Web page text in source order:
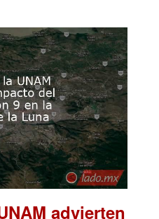
advierten